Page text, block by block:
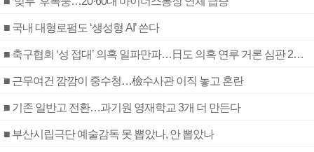
■ 국내 대형로펌도 ‘생성형 AI’ 쓴다
■ 축구협회 ‘성 접대’ 의혹 일파만파…日도 의혹 연루 거론 심판 2명 조사
■ 근무여건 깜깜이 중수청…檢수사관 이직 놓고 혼란
■ 기존 일반고 전환…과기원 영재학교 3개 더 만든다
■ 부산시립극단 예술감독 못 뽑았나, 안 뽑았나